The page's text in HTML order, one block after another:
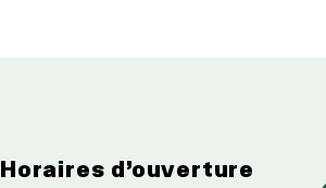
Horaires d’ouverture